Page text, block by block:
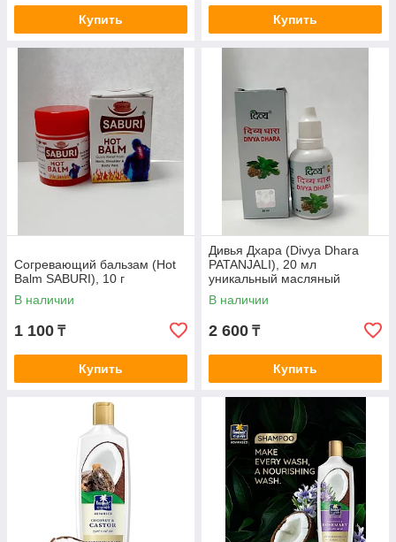
Купить Купить
Согревающий бальзам (Hot
Balm SABURI), 10 г
В наличии
1 100 ₸
Купить
Дивья Дхара (Divya Dhara
PATANJALI), 20 мл
уникальный масляный
экстракт
В наличии
2 600 ₸
Купить